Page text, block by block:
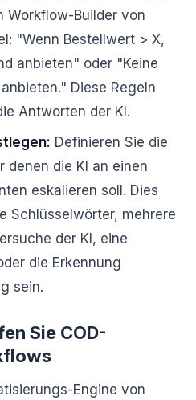
Workflow-Builder von
"Wenn Bestellwert > X,
anbieten" oder "Keine
Diese Regeln
Antworten der KI.
Definieren Sie die
denen die KI an einen
eskalieren soll. Dies
Schlüsselwörter, mehrere
der KI, eine
die Erkennung
sein.
Sie COD-
Engine von